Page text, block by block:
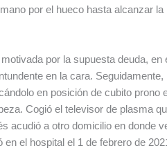
por el hueco hasta alcanzar
por la supuesta deuda, en
en la cara. Seguidamente,
en posición de cubito prono
Cogió el televisor de plasma
acudió a otro domicilio en donde
el hospital el 1 de febrero de